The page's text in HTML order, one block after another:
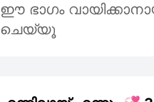
ഈ ഭാഗം
ചെയ്യൂ